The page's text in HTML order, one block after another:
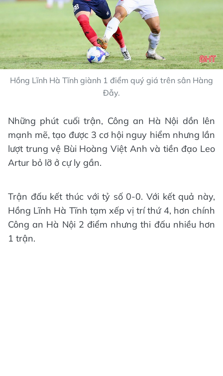
Hồng Lĩnh Hà Tĩnh giành 1 điểm quý giá trên sân Hàng
Đẫy.
Những phút cuối trận, Công an Hà Nội dồn lên
mạnh mẽ, tạo được 3 cơ hội nguy hiểm nhưng lần
lượt trung vệ Bùi Hoàng Việt Anh và tiền đạo Leo
Artur bỏ lỡ ở cự ly gần.
Trận đấu kết thúc với tỷ số 0-0. Với kết quả này,
Hồng Lĩnh Hà Tĩnh tạm xếp vị trí thứ 4, hơn chính
Công an Hà Nội 2 điểm nhưng thi đấu nhiều hơn
1 trận.